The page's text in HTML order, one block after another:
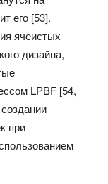
его [53].
ячеистых
дизайна,
LPBF [54,
при